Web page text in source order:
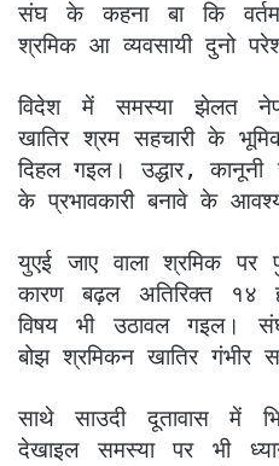
संघ के कहना बा कि
श्रमिक आ व्यवसायी दुनो
विदेश में समस्या झेलत
खातिर श्रम सहचारी के
दिहल गइल। उद्धार,
के प्रभावकारी बनावे के
युएई जाए वाला श्रमिक पर
कारण बढ़ल अतिरिक्त
विषय भी उठावल गइल।
बोझ श्रमिकन खातिर गंभीर
साथे साउदी दूतावास में
देखाइल समस्या पर भी